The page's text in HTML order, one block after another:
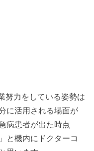
努力をしている姿勢は
に活用される場面が
病患者が出た時点
と機内にドクターコ